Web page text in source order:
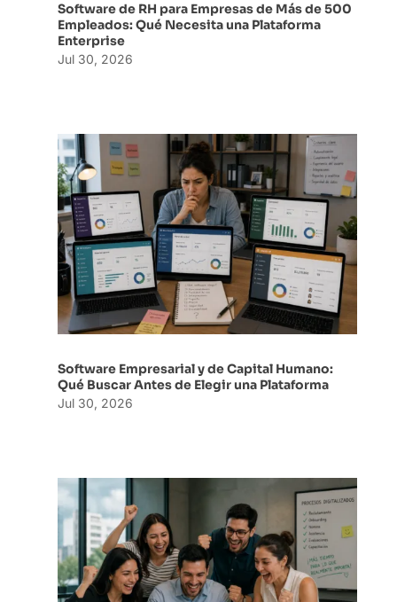
Software de RH para Empresas de Más de 500
Empleados: Qué Necesita una Plataforma
Enterprise
Jul 30, 2026
Software Empresarial y de Capital Humano:
Qué Buscar Antes de Elegir una Plataforma
Jul 30, 2026